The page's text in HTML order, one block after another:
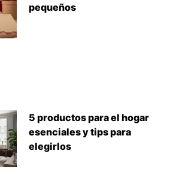
pequeños
5 productos para el hogar
esenciales y tips para
elegirlos